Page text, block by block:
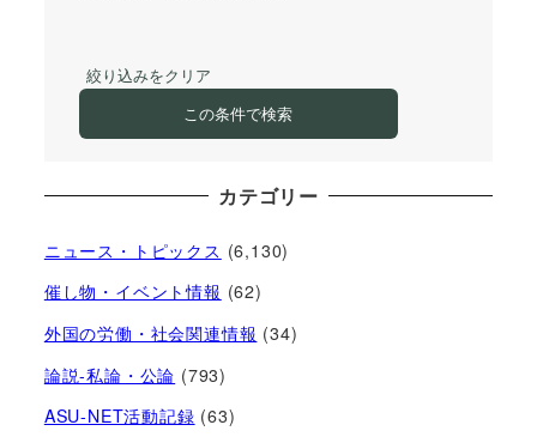
絞り込みをクリア
この条件で検索
カテゴリー
ニュース・トピックス (6,130)
催し物・イベント情報 (62)
外国の労働・社会関連情報 (34)
論説-私論・公論 (793)
ASU-NET活動記録 (63)